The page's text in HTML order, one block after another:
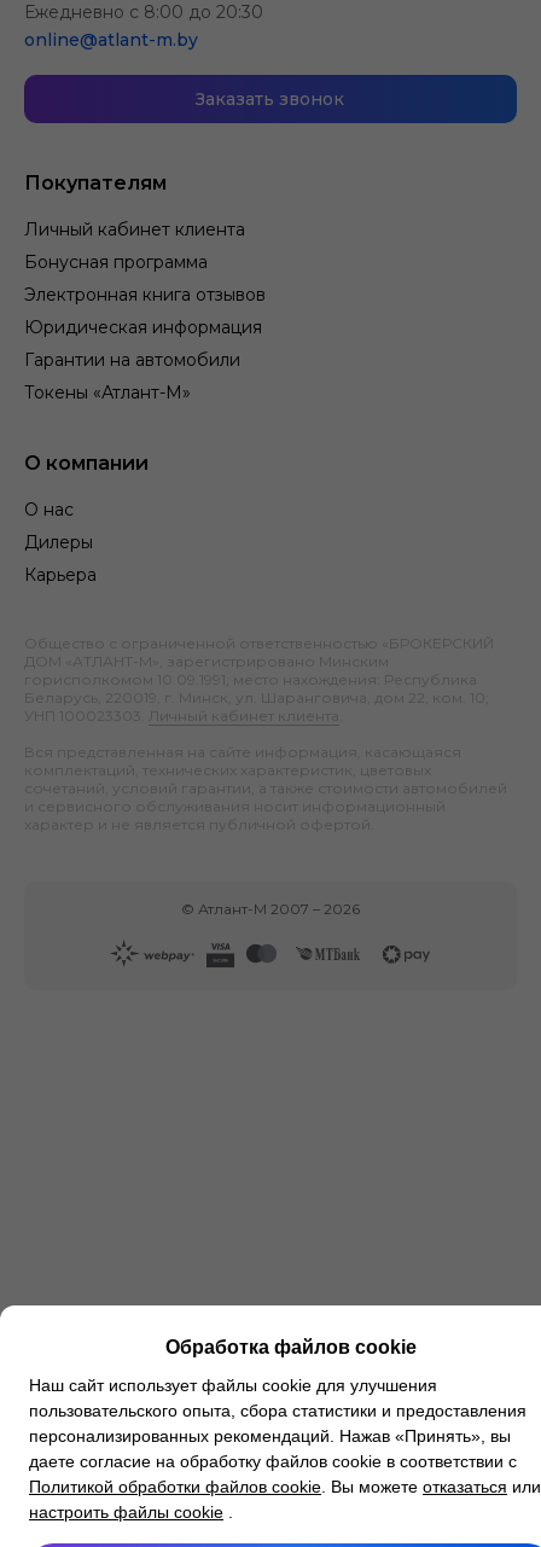
Покупателям
Личный кабинет клиента
Бонусная программа
Электронная книга отзывов
Юридическая информация
Гарантии на автомобили
Токены «Атлант-М»
О компании
О нас
Дилеры
Карьера
Ежедневно с 8:00 до 20:30
online@atlant-m.by
Заказать звонок
Общество с ограниченной ответственностью «БРОКЕРСКИЙ
ДОМ «АТЛАНТ-М», зарегистрировано Минским
горисполкомом 10.09.1991; место нахождения: Республика
Беларусь, 220019, г. Минск, ул. Шаранговича, дом 22, ком. 10;
УНП 100023303.
Личный кабинет клиента
Вся представленная на сайте информация, касающаяся
комплектаций, технических характеристик, цветовых
сочетаний, условий гарантии, а также стоимости автомобилей
и сервисного обслуживания носит информационный
характер и не является публичной офертой.
© Атлант-М 2007 – 2026
Обработка файлов cookie
Наш сайт использует файлы cookie для улучшения
пользовательского опыта, сбора статистики и предоставления
персонализированных рекомендаций. Нажав «Принять», вы
даете согласие на обработку файлов cookie в соответствии с
Политикой обработки файлов cookie . Вы можете отказаться или
настроить файлы cookie